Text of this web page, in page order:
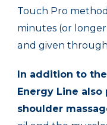
Touch Pro
minutes (or longer
and given
In addition to the
Energy Line also
shoulder